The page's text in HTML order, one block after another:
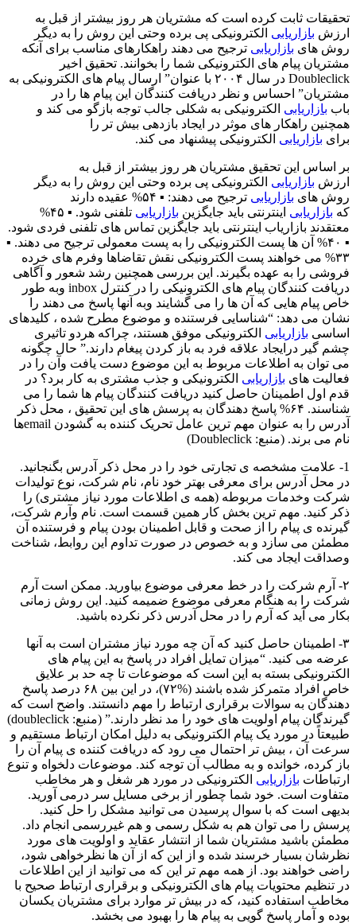
تحقیقات ثابت کرده است که مشتریان هر روز بیشتر از قبل به
ارزش بازاریابی الکترونیکی پی برده وحتی این روش را به دیگر
روش های بازاریابی ترجیح می دهند راهکارهای مناسب برای آنکه
مشتریان پیام های الکترونیکی شما را بخوانند. تحقیق اخیر
Doubleclick در سال ۲۰۰۴ با عنوان” ارسال پیام های الکترونیکی به
مشتریان” احساس و نظر دریافت کنندگان این پیام ها را در
باب بازاریابی الکترونیکی به شکلی جالب توجه بازگو می کند و
همچنین راهکار های موثر در ایجاد بازدهی بیش تر را
برای بازاریابی الکترونیکی پیشنهاد می کند.
بر اساس این تحقیق مشتریان هر روز بیشتر از قبل به
ارزش بازاریابی الکترونیکی پی برده وحتی این روش را به دیگر
روش های بازاریابی
ترجیح می دهند: ▪ ۵۴% عقیده دارند
که بازاریابی اینترنتی باید جایگزین بازاریابی
تلفنی شود. ▪ ۴۵%
معتقدند بازاریاب اینترنتی باید جایگزین تماس های تلفنی فردی شود.
▪ ۴۰% آن ها پست الکترونیکی را به پست معمولی ترجیح می دهند. ▪
۳۳% می خواهند پست الکترونیکی نقش تقاضاها وفرم های خرده
فروشی را به عهده بگیرند. این بررسی همچنین رشد شعور و آگاهی
دریافت کنندگان پیام های الکترونیکی را در کنترل inbox وبه طور
خاص پیام هایی که آن ها را می گشایند وبه آنها پاسخ می دهند را
نشان می دهد: “شناسایی فرستنده و موضوع مطرح شده ، کلیدهای
اساسی بازاریابی الکترونیکی موفق هستند، چراکه هردو تاثیری
چشم گیر درایجاد علاقه فرد به باز کردن پیغام دارند.” حال چگونه
می توان به اطلاعات مربوط به این موضوع دست یافت وآن را در
فعالیت های بازاریابی الکترونیکی و جذب مشتری به کار برد؟ در
قدم اول اطمینان حاصل کنید دریافت کنندگان پیام ها شما را می
شناسند. ۶۴% پاسخ دهندگان به پرسش های این تحقیق ، محل ذکر
آدرس را به عنوان مهم ترین عامل تحریک کننده به گشودن emailها
نام می برند. (منبع: Doubleclick)
1- علامت مشخصه ی تجارتی خود را در محل ذکر آدرس بگنجانید.
در محل آدرس برای معرفی بهتر خود نام، نام شرکت، نوع تولیدات
شرکت وخدمات مربوطه (همه ی اطلاعات مورد نیاز مشتری) را
ذکر کنید. مهم ترین بخش کار همین قسمت است. نام وآرم شرکت،
گیرنده ی پیام را از صحت و قابل اطمینان بودن پیام و فرستنده آن
مطمئن می سازد و به خصوص در صورت تداوم این روابط، شناخت
وصداقت ایجاد می کند.
۲- آرم شرکت را در خط معرفی موضوع بیاورید. ممکن است آرم
شرکت را به هنگام معرفی موضوع ضمیمه کنید. این روش زمانی
بکار می آید که آرم را در محل آدرس ذکر نکرده باشید.
۳- اطمینان حاصل کنید که آن چه مورد نیاز مشتران است به آنها
عرضه می کنید. “میزان تمایل افراد در پاسخ به این پیام های
الکترونیکی بسته به این است که موضوعات تا چه حد بر علایق
خاص افراد متمرکز شده باشند (%۷۲)، در این بین ۶۸ درصد پاسخ
دهندگان به سوالات برقراری ارتباط را مهم دانستند. واضح است که
گیرندگان پیام اولویت های خود را مد نظر دارند.” (منبع: doubleclick)
طبیعتاً در مورد یک پیام الکترونیکی به دلیل امکان ارتباط مستقیم و
سرعت آن ، بیش تر احتمال می رود که دریافت کننده ی پیام آن را
باز کرده، خوانده و به مطالب آن توجه کند. موضوعات دلخواه و تنوع
ارتباطات بازاریابی الکترونیکی در مورد هر شغل و هر مخاطب
متفاوت است. خود شما چطور از برخی مسایل سر درمی آورید.
بدیهی است که با سوال پرسیدن می توانید مشکل را حل کنید.
پرسش را می توان هم به شکل رسمی و هم غیررسمی انجام داد.
مطمئن باشید مشتریان شما از انتشار عقاید و اولویت های مورد
نظرشان بسیار خرسند شده و از این که از آن ها نظرخواهی شود،
راضی خواهند بود. از همه مهم تر این که می توانید از این اطلاعات
در تنظیم محتویات پیام های الکترونیکی و برقراری ارتباط صحیح با
مخاطب استفاده کنید، که در بیش تر موارد برای مشتریان یکسان
بوده و آمار پاسخ گویی به پیام ها را بهبود می بخشد.